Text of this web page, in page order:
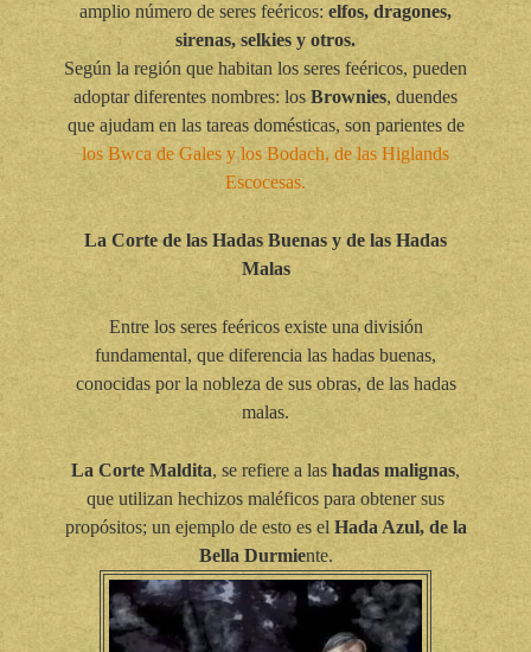
amplio número de seres feéricos: elfos, dragones,
sirenas, selkies y otros.
Según la región que habitan los seres feéricos, pueden
adoptar diferentes nombres: los Brownies, duendes
que ajudam en las tareas domésticas, son parientes de
los Bwca de Gales y los Bodach, de las Higlands
Escocesas.
La Corte de las Hadas Buenas y de las Hadas
Malas
Entre los seres feéricos existe una división
fundamental, que diferencia las hadas buenas,
conocidas por la nobleza de sus obras, de las hadas
malas.
La Corte Maldita, se refiere a las hadas malignas,
que utilizan hechizos maléficos para obtener sus
propósitos; un ejemplo de esto es el Hada Azul, de la
Bella Durmiente.